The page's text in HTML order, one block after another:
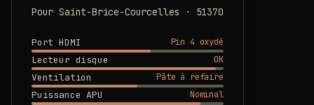
Pour Saint-Brice-Courcelles · 51370
Port HDMI
Pin 4 oxydé
Lecteur disque
OK
Ventilation
Pâte à refaire
Puissance APU
Nominal